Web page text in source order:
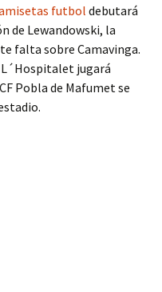
futboldebutará
de Lewandowski, la
falta sobre Camavinga.
jugará
Pobla de Mafumet se